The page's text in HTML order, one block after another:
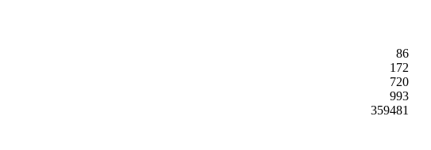
86
172
720
993
359481